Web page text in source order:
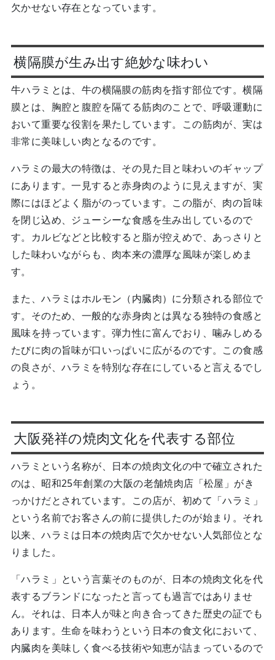
欠かせない存在となっています。
横隔膜が生み出す絶妙な味わい
牛ハラミとは、牛の横隔膜の筋肉を指す部位です。横隔
膜とは、胸腔と腹腔を隔てる筋肉のことで、呼吸運動に
おいて重要な役割を果たしています。この筋肉が、実は
非常に美味しい肉となるのです。
ハラミの最大の特徴は、その見た目と味わいのギャップ
にあります。一見すると赤身肉のように見えますが、実
際にはほどよく脂がのっています。この脂が、肉の旨味
を閉じ込め、ジューシーな食感を生み出しているので
す。カルビなどと比較すると脂が控えめで、あっさりと
した味わいながらも、肉本来の濃厚な風味が楽しめま
す。
また、ハラミはホルモン（内臓肉）に分類される部位で
す。そのため、一般的な赤身肉とは異なる独特の食感と
風味を持っています。弾力性に富んでおり、噛みしめる
たびに肉の旨味が口いっぱいに広がるのです。この食感
の良さが、ハラミを特別な存在にしていると言えるでし
ょう。
大阪発祥の焼肉文化を代表する部位
ハラミという名称が、日本の焼肉文化の中で確立された
のは、昭和25年創業の大阪の老舗焼肉店「松屋」がき
っかけだとされています。この店が、初めて「ハラミ」
という名前でお客さんの前に提供したのが始まり。それ
以来、ハラミは日本の焼肉店で欠かせない人気部位とな
りました。
「ハラミ」という言葉そのものが、日本の焼肉文化を代
表するブランドになったと言っても過言ではありませ
ん。それは、日本人が味と向き合ってきた歴史の証でも
あります。生命を味わうという日本の食文化において、
内臓肉を美味しく食べる技術や知恵が詰まっているので